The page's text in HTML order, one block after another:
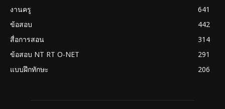
งานครู
641
ข้อสอบ
442
สื่อการสอน
314
ข้อสอบ NT RT O-NET
291
แบบฝึกทักษะ
206